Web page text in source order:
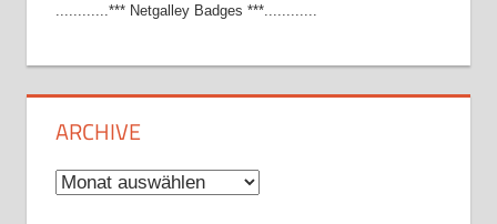
............*** Netgalley Badges ***............
ARCHIVE
Archive